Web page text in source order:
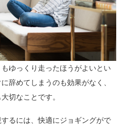
ゆっくり走ったほうがよいとい
辞めてしまうのも効果がなく、
切なことです。
るには、快適にジョギングがで